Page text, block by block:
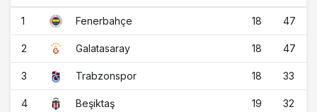
1 Fenerbahçe 18 47
2 Galatasaray 18 47
3 Trabzonspor 18 33
4 Beşiktaş 19 32